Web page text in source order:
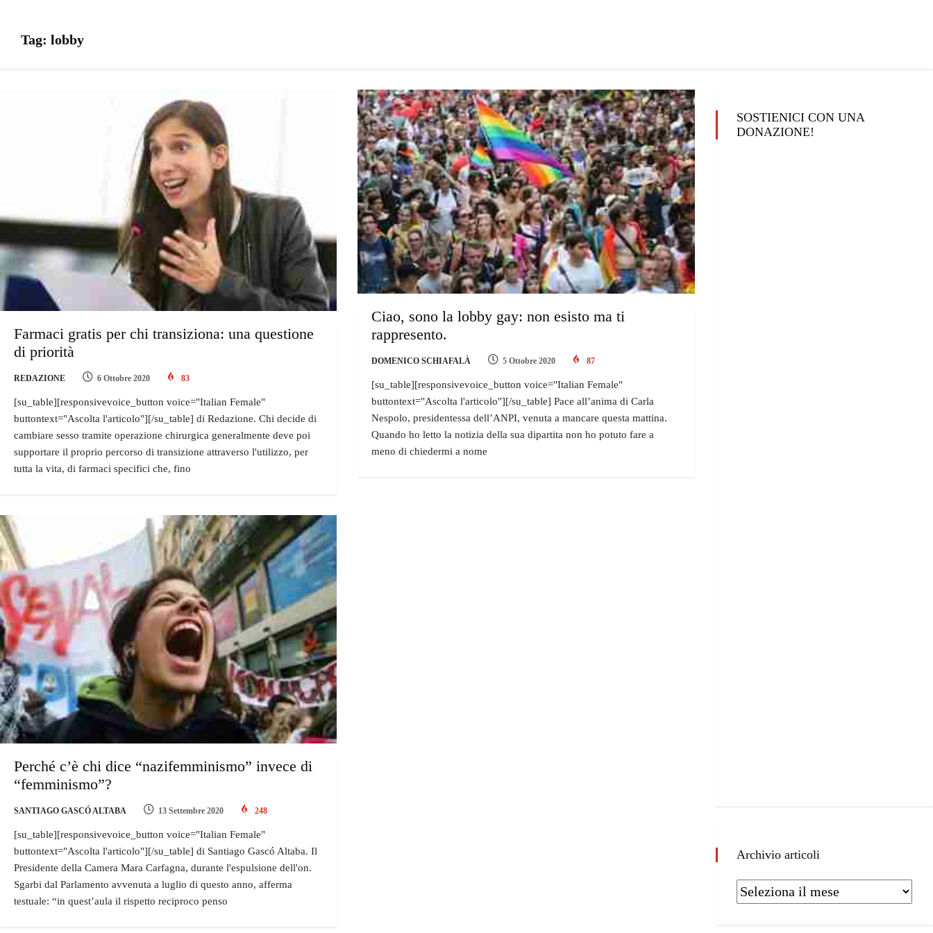
Tag: lobby
Farmaci gratis per chi transiziona: una questione
di priorità
REDAZIONE 6 Ottobre 2020 83
[su_table][responsivevoice_button voice="Italian Female"
buttontext="Ascolta l'articolo"][/su_table] di Redazione. Chi decide di
cambiare sesso tramite operazione chirurgica generalmente deve poi
supportare il proprio percorso di transizione attraverso l'utilizzo, per
tutta la vita, di farmaci specifici che, fino
Ciao, sono la lobby gay: non esisto ma ti
rappresento.
DOMENICO SCHIAFALÀ 5 Ottobre 2020 87
[su_table][responsivevoice_button voice="Italian Female"
buttontext="Ascolta l'articolo"][/su_table] Pace all’anima di Carla
Nespolo, presidentessa dell’ANPI, venuta a mancare questa mattina.
Quando ho letto la notizia della sua dipartita non ho potuto fare a
meno di chiedermi a nome
Perché c’è chi dice “nazifemminismo” invece di
“femminismo”?
SANTIAGO GASCÓ ALTABA 13 Settembre 2020 248
[su_table][responsivevoice_button voice="Italian Female"
buttontext="Ascolta l'articolo"][/su_table] di Santiago Gascó Altaba. Il
Presidente della Camera Mara Carfagna, durante l'espulsione dell'on.
Sgarbi dal Parlamento avvenuta a luglio di questo anno, afferma
testuale: “in quest’aula il rispetto reciproco penso
SOSTIENICI CON UNA
DONAZIONE!
Archivio articoli